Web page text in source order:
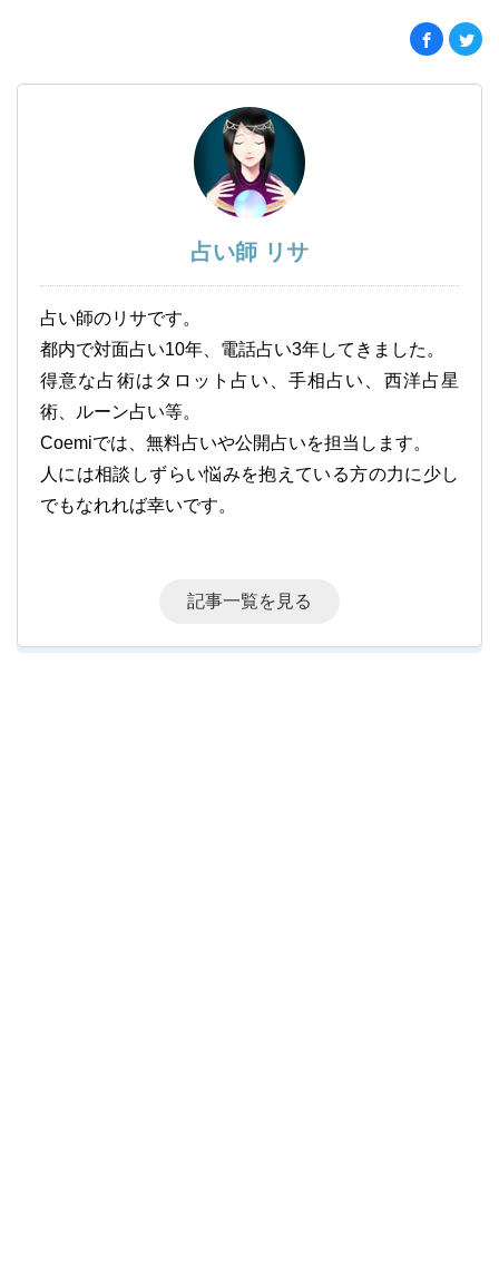
占い師 リサ
占い師のリサです。
都内で対面占い10年、電話占い3年してきました。
得意な占術はタロット占い、手相占い、西洋占星
術、ルーン占い等。
Coemiでは、無料占いや公開占いを担当します。
人には相談しずらい悩みを抱えている方の力に少し
でもなれれば幸いです。
記事一覧を見る